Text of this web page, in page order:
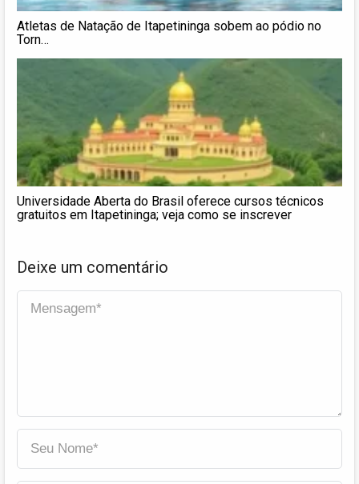
Atletas de Natação de Itapetininga sobem ao pódio no
Torn…
Universidade Aberta do Brasil oferece cursos técnicos
gratuitos em Itapetininga; veja como se inscrever
Deixe um comentário